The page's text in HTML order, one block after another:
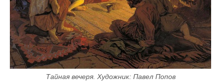
Тайная вечеря. Художник: Павел Попов